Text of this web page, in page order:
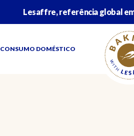
Lesaffre, referência global
CONSUMO DOMÉSTICO